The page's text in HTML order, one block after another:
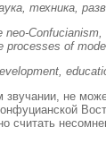
техника,
of
не